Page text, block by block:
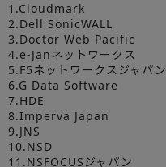
1.Cloudmark
2.Dell SonicWALL
3.Doctor Web Pacific
4.e-Janネットワークス
5.F5ネットワークスジャパン
6.G Data Software
7.HDE
8.Imperva Japan
9.JNS
10.NSD
11.NSFOCUSジャパン